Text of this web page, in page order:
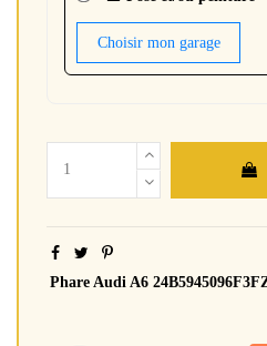
Choisir mon garage
Phare Audi A6